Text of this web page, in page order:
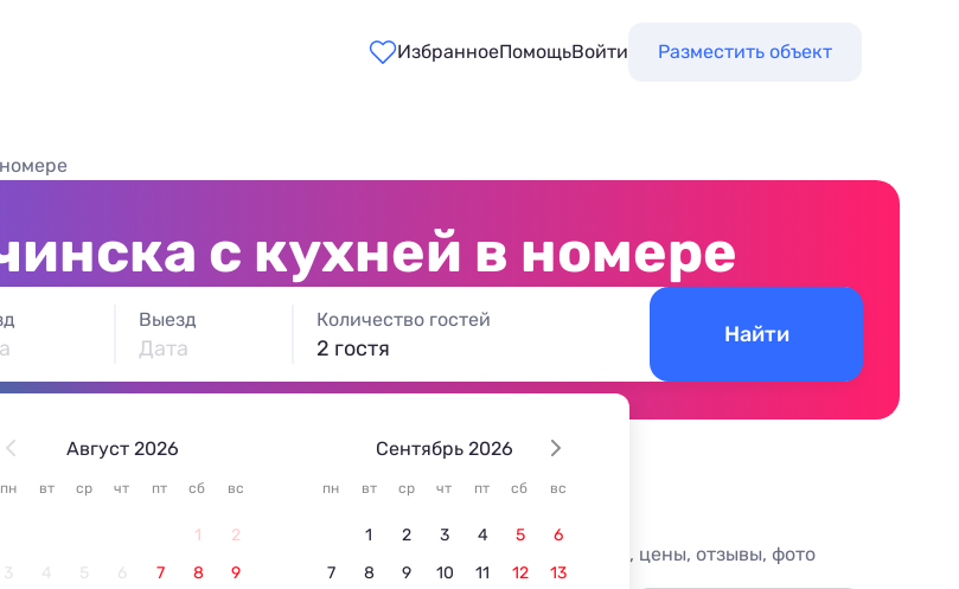
ИзбранноеПомощьВойти Разместить объект
с кухней в номере
Выезд
Дата
Август 2026
пн вт ср чт пт сб вс
1
2
3
4 5 6 7 8
9
Сентябрь 2026
пн вт ср чт пт сб вс
1 2 3 4 5
6
7
8 9 10 11 12
13
Количество гостей
2 гостя
Найти
в Горячинске
из 1
в Горячинске с кухней в номере 2026. Лучшие предложения, цены, отзывы, фото